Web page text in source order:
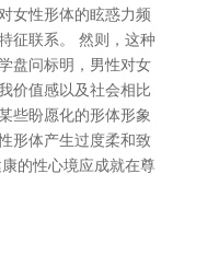
女性形体的眩惑力频
征联系。 然则，这种
盘问标明，男性对女
价值感以及社会相比
些盼愿化的形体形象
形体产生过度柔和致
的性心境应成就在尊